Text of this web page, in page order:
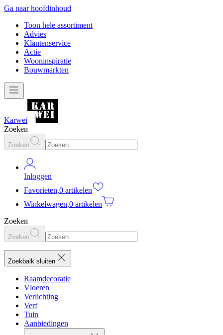
Ga naar hoofdinhoud
Toon hele assortiment
Advies
Klantenservice
Actie
Wooninspiratie
Bouwmarkten
Karwei
Zoeken
Zoeken
Inloggen
Favorieten,0 artikelen
Winkelwagen,0 artikelen
Zoeken
Zoeken
Zoekbalk sluiten
Raamdecoratie
Vloeren
Verlichting
Verf
Tuin
Aanbiedingen